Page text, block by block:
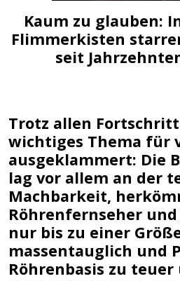
Kaum zu glauben:
Flimmerkisten
seit
Trotz allen
wichtiges Thema für
ausgeklammert: Die
lag vor allem an der
Machbarkeit,
Röhrenfernseher
nur bis zu einer
massentauglich und
Röhrenbasis zu teuer